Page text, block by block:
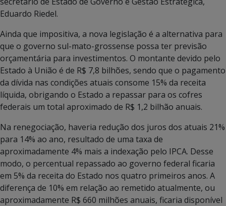
Eduardo Riedel.
Ainda que impositiva, a nova legislação é a alternativa para
que o governo sul-mato-grossense possa ter previsão
orçamentária para investimentos. O montante devido pelo
Estado à União é de R$ 7,8 bilhões, sendo que o pagamento
da dívida nas condições atuais consome 15% da receita
líquida, obrigando o Estado a repassar para os cofres
federais um total aproximado de R$ 1,2 bilhão anuais.
Na renegociação, haveria redução dos juros dos atuais 21%
para 14% ao ano, resultado de uma taxa de
aproximadamente 4% mais a indexação pelo IPCA. Desse
modo, o percentual repassado ao governo federal ficaria
em 5% da receita do Estado nos quatro primeiros anos. A
diferença de 10% em relação ao remetido atualmente, ou
aproximadamente R$ 660 milhões anuais, ficaria disponível